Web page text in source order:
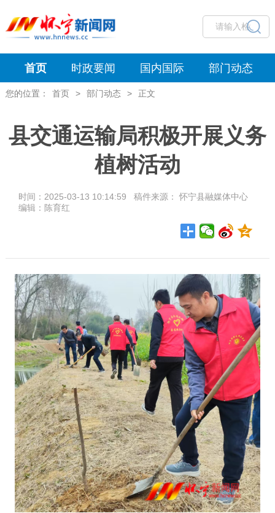
首页 时政要闻 国内国际 部门动态
您的位置： 首页 > 部门动态 > 正文
县交通运输局积极开展义务
植树活动
时间：2025-03-13 10:14:59 稿件来源： 怀宁县融媒体中心
编辑：陈育红